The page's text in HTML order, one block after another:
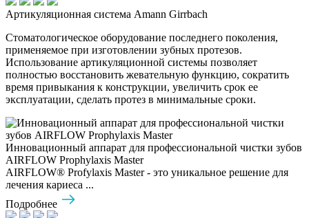
Артикуляционная система Amann Girrbach
Стоматологическое оборудование последнего поколения,
применяемое при изготовлении зубных протезов.
Использование артикуляционной системы позволяет
полностью восстановить жевательную функцию, сократить
время привыкания к конструкции, увеличить срок ее
эксплуатации, сделать протез в минимальные сроки.
Инновационный аппарат для профессиональной чистки зубов
AIRFLOW Prophylaxis Master
AIRFLOW® Profylaxis Master - это уникальное решение для
лечения кариеса ...
Подробнее